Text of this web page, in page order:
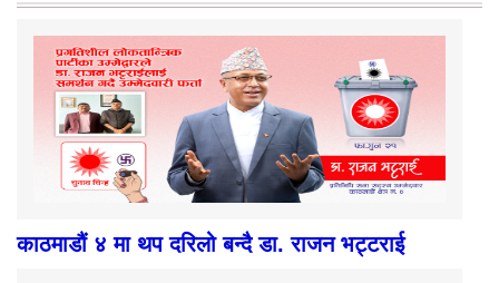
काठमाडौं ४ मा थप दरिलो बन्दै डा. राजन भट्टराई